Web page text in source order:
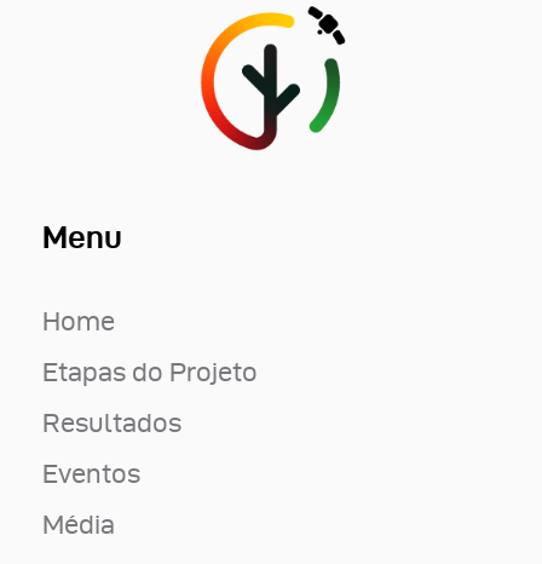
Menu
Home
Etapas do Projeto
Resultados
Eventos
Média